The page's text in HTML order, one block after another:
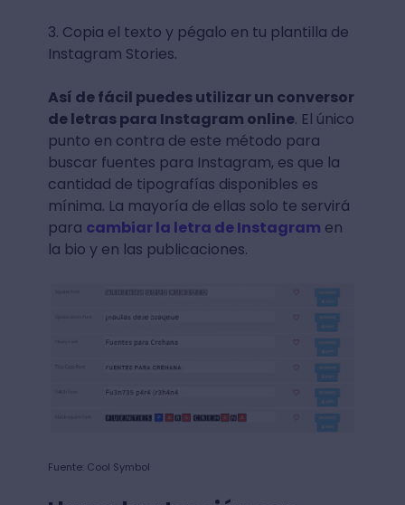
3. Copia el texto y pégalo en tu plantilla de
Instagram Stories.
Así de fácil puedes utilizar un conversor
de letras para Instagram online. El único
punto en contra de este método para
buscar fuentes para Instagram, es que la
cantidad de tipografías disponibles es
mínima. La mayoría de ellas solo te servirá
para cambiar la letra de Instagram en
la bio y en las publicaciones.
Fuente: Cool Symbol